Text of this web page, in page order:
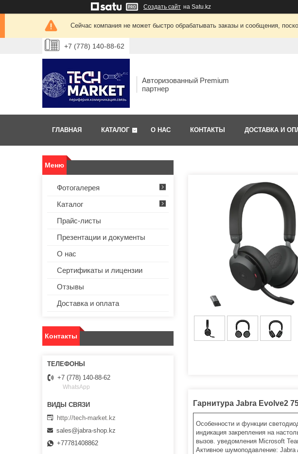
Создать сайт на Satu.kz
Сейчас компания не может быстро обрабатывать заказы и сообщения,
+7 (778) 140-88-62
Авторизованный Premium
партнер
ГЛАВНАЯ КАТАЛОГ О НАС КОНТАКТЫ ДОСТАВКА И
Гарнитура Jabra Evolve2
Особенности и функции
индикация закрепления на
вызов. уведомления Microsoft
Активное шумоподавление:
Фотогалерея
Каталог
Прайс-листы
Презентации и документы
О нас
Сертификаты и лицензии
Отзывы
Доставка и оплата
Контакты
+7 (778) 140-88-62
WhatsApp
http://tech-market.kz
sales@jabra-shop.kz
+77781408862